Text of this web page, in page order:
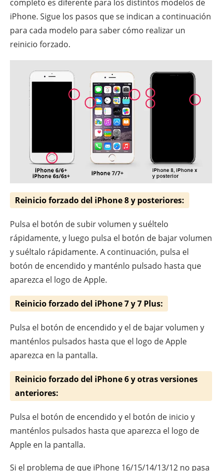
completo es diferente para los distintos modelos de
iPhone. Sigue los pasos que se indican a continuación
para cada modelo para saber cómo realizar un
reinicio forzado.
Reinicio forzado del iPhone 8 y posteriores:
Pulsa el botón de subir volumen y suéltelo
rápidamente, y luego pulsa el botón de bajar volumen
y suéltalo rápidamente. A continuación, pulsa el
botón de encendido y manténlo pulsado hasta que
aparezca el logo de Apple.
Reinicio forzado del iPhone 7 y 7 Plus:
Pulsa el botón de encendido y el de bajar volumen y
manténlos pulsados hasta que el logo de Apple
aparezca en la pantalla.
Reinicio forzado del iPhone 6 y otras versiones
anteriores:
Pulsa el botón de encendido y el botón de inicio y
manténlos pulsados hasta que aparezca el logo de
Apple en la pantalla.
Si el problema de que iPhone 16/15/14/13/12 no pasa